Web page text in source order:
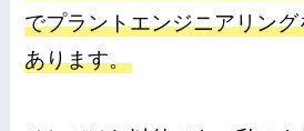
でプラントエンジニアリン
あります。